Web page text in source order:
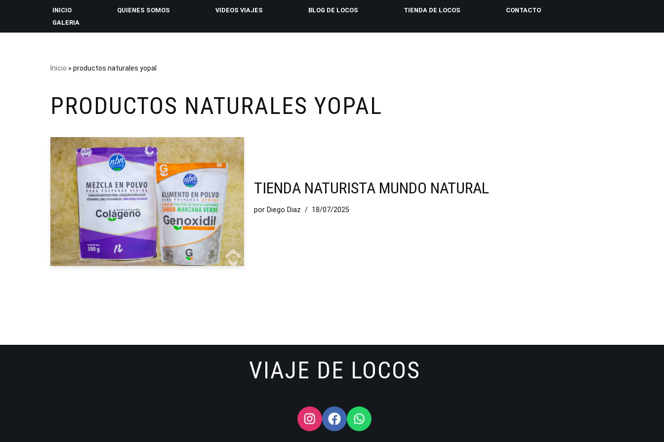
INICIO QUIENES SOMOS VIDEOS VIAJES BLOG DE LOCOS TIENDA DE LOCOS
CONTACTO
GALERIA
Inicio » productos naturales yopal
PRODUCTOS NATURALES YOPAL
TIENDA NATURISTA MUNDO NATURAL
por Diego Diaz 18/07/2025
VIAJE DE LOCOS